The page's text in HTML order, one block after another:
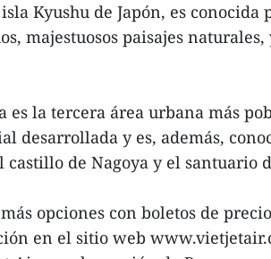
Kyushu de Japón, es conocida
majestuosos paisajes
es la tercera área urbana más
desarrollada y es, además,
castillo de Nagoya y el santuario
opciones con boletos de
en el sitio web